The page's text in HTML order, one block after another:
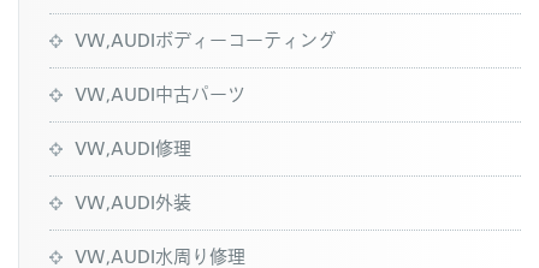
VW,AUDIボディーコーティング
VW,AUDI中古パーツ
VW,AUDI修理
VW,AUDI外装
VW,AUDI水周り修理